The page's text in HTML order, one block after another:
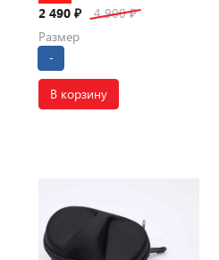
2 490 ₽ 4 900₽
Размер
-
В корзину